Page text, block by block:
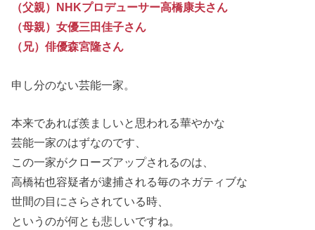
（父親）NHKプロデューサー高橋康夫さん
（母親）女優三田佳子さん
（兄）俳優森宮隆さん
申し分のない芸能一家。
本来であれば羨ましいと思われる華やかな
芸能一家のはずなのです、
この一家がクローズアップされるのは、
高橋祐也容疑者が逮捕される毎のネガティブな
世間の目にさらされている時、
というのが何とも悲しいですね。